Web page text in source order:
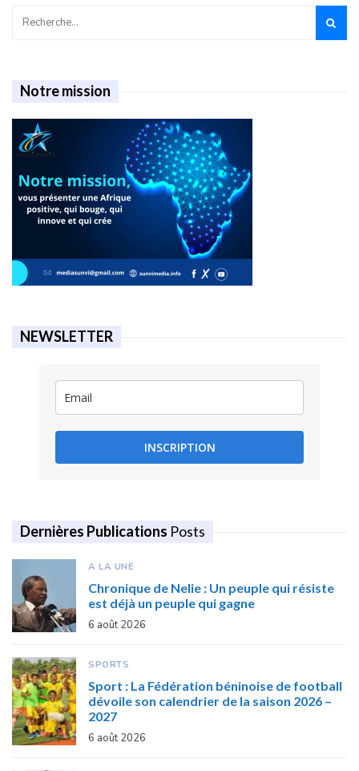
Notre mission
NEWSLETTER
INSCRIPTION
Dernières Publications Posts
A LA UNE
Chronique de Nelie : Un peuple qui résiste
est déjà un peuple qui gagne
6 août 2026
SPORTS
Sport : La Fédération béninoise de football
dévoile son calendrier de la saison 2026 –
2027
6 août 2026